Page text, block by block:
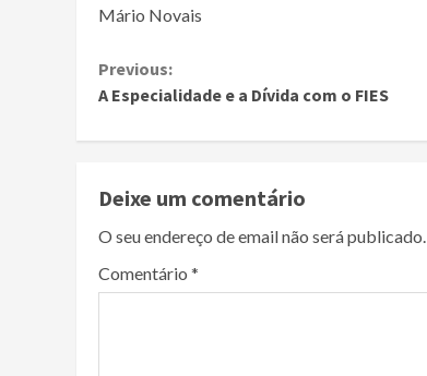
Mário Novais
Continue
Reading
Previous:
A Especialidade e a Dívida com o FIES
Deixe um comentário
O seu endereço de email não será publicado.
Comentário *